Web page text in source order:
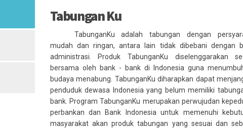
Tabungan Ku
TabunganKu adalah tabungan dengan
mudah dan ringan, antara lain tidak dibebani dengan
administrasi. Produk TabunganKu diselenggarakan
bersama oleh bank - bank di Indonesia guna
budaya menabung. TabunganKu diharapkan dapat
penduduk dewasa Indonesia yang belum memiliki
bank. Program TabunganKu merupakan perwujudan
perbankan dan Bank Indonesia untuk memenuhi
masyarakat akan produk tabungan yang sesuai dan